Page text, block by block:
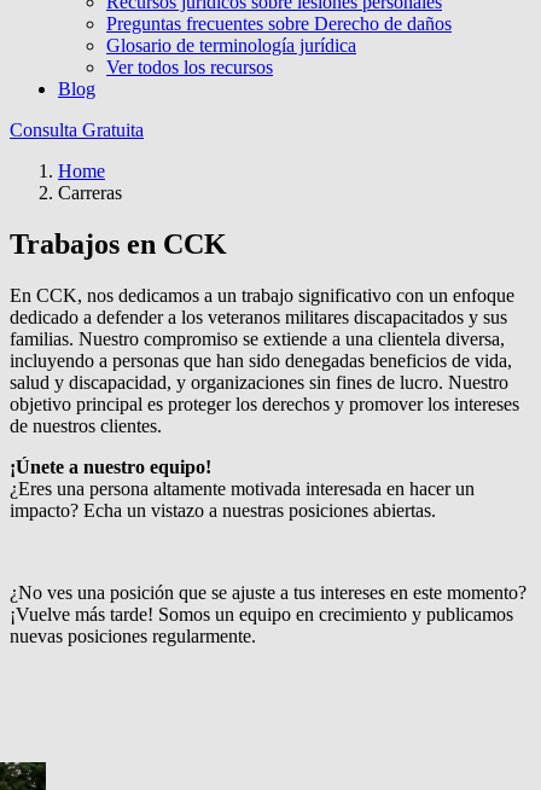
Preguntas frecuentes sobre Derecho de daños
Glosario de terminología jurídica
Ver todos los recursos
Blog
Consulta Gratuita
Home
Carreras
Trabajos en CCK
En CCK, nos dedicamos a un trabajo significativo con un enfoque
dedicado a defender a los veteranos militares discapacitados y sus
familias. Nuestro compromiso se extiende a una clientela diversa,
incluyendo a personas que han sido denegadas beneficios de vida,
salud y discapacidad, y organizaciones sin fines de lucro. Nuestro
objetivo principal es proteger los derechos y promover los intereses
de nuestros clientes.
¡Únete a nuestro equipo!
¿Eres una persona altamente motivada interesada en hacer un
impacto? Echa un vistazo a nuestras posiciones abiertas.
¿No ves una posición que se ajuste a tus intereses en este momento?
¡Vuelve más tarde! Somos un equipo en crecimiento y publicamos
nuevas posiciones regularmente.